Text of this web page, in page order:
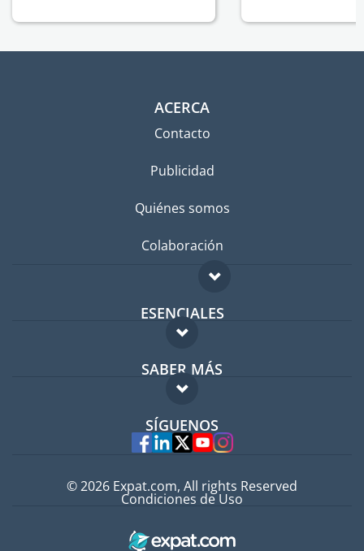
ACERCA
Contacto
Publicidad
Quiénes somos
Colaboración
ESENCIALES
Foro para expatriados
Guía para expatriados
Trabajos en el extranjero
SABER MÁS
FAQ
Expertos
SÍGUENOS
© 2026 Expat.com, All rights Reserved
Condiciones de Uso